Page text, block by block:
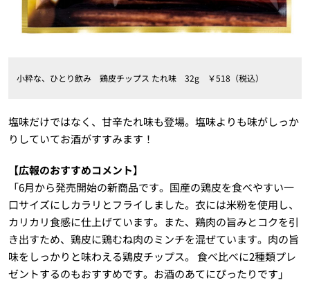
小粋な、ひとり飲み 鶏皮チップス たれ味 32g ￥518（税込）
塩味だけではなく、甘辛たれ味も登場。塩味よりも味がしっか
りしていてお酒がすすみます！
【広報のおすすめコメント】
「6月から発売開始の新商品です。国産の鶏皮を食べやすい一
口サイズにしカラリとフライしました。衣には米粉を使用し、
カリカリ食感に仕上げています。また、鶏肉の旨みとコクを引
き出すため、鶏皮に鶏むね肉のミンチを混ぜています。肉の旨
味をしっかりと味わえる鶏皮チップス。 食べ比べに2種類プレ
ゼントするのもおすすめです。お酒のあてにぴったりです」